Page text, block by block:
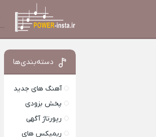
دسته‌بندی‌ها
آهنگ های جدید
پخش بزودی
رپورتاژ آگهی
ریمیکس های